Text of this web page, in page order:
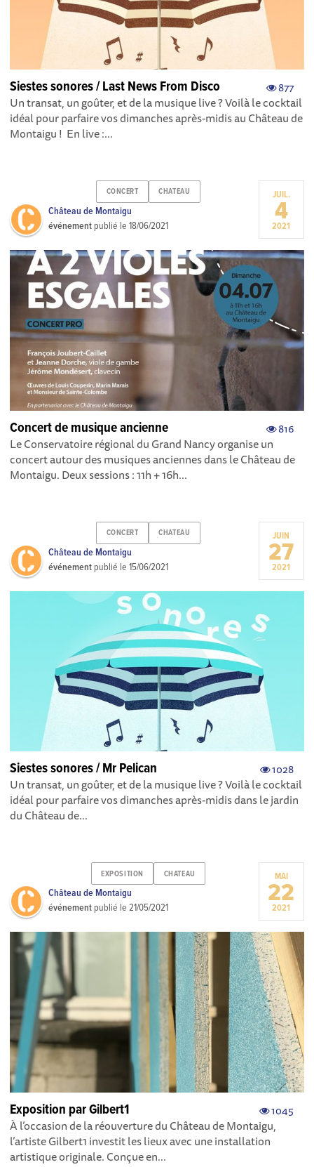
877
Siestes sonores / Last News From Disco
Un transat, un goûter, et de la musique live ? Voilà le cocktail
idéal pour parfaire vos dimanches après-midis au Château de
Montaigu ! En live :...
CONCERT CHATEAU
Château de Montaigu
événement publié le18/06/2021
JUIL.
4
2021
816
Concert de musique ancienne
Le Conservatoire régional du Grand Nancy organise un
concert autour des musiques anciennes dans le Château de
Montaigu. Deux sessions : 11h + 16h...
CONCERT CHATEAU
Château de Montaigu
événement publié le15/06/2021
JUIN
27
2021
1028
Siestes sonores / Mr Pelican
Un transat, un goûter, et de la musique live ? Voilà le cocktail
idéal pour parfaire vos dimanches après-midis dans le jardin
du Château de...
EXPOSITION CHATEAU
Château de Montaigu
événement publié le21/05/2021
MAI
22
2021
1045
Exposition par Gilbert1
À l’occasion de la réouverture du Château de Montaigu,
l’artiste Gilbert1 investit les lieux avec une installation
artistique originale. Conçue en...